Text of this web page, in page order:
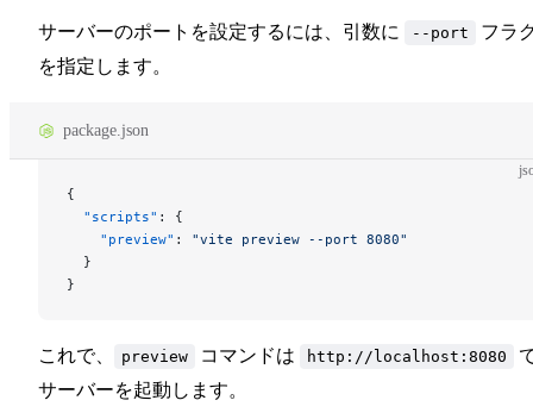
サーバーのポートを設定するには、引数に --port
フラ
を指定します。
package.json
{
  "scripts"
: {
    "preview"
: "vite preview --port 8080"
  }
}
これで、 preview コマンドは http://localhost:8080
サーバーを起動します。